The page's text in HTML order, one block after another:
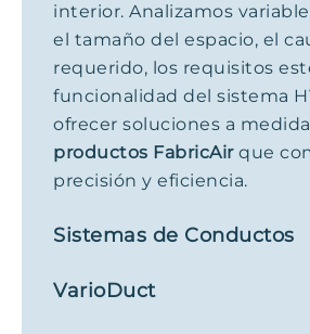
interior. Analizamos
el tamaño del espacio, el
requerido, los requisitos
funcionalidad del sistema
ofrecer soluciones a
productos FabricAirque
precisión y eficiencia.
Sistemas de Conductos
VarioDuct